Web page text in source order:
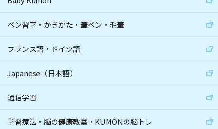
ペン習字・かきかた・筆ペン・毛筆
フランス語・ドイツ語
Japanese（日本語）
通信学習
学習療法・脳の健康教室・KUMONの脳トレ